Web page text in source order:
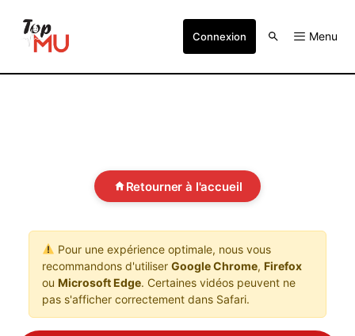
Connexion Menu
Retourner à l'accueil
Pour une expérience optimale, nous vous
recommandons d'utiliser Google Chrome, Firefox
ou Microsoft Edge. Certaines vidéos peuvent ne
pas s'afficher correctement dans Safari.